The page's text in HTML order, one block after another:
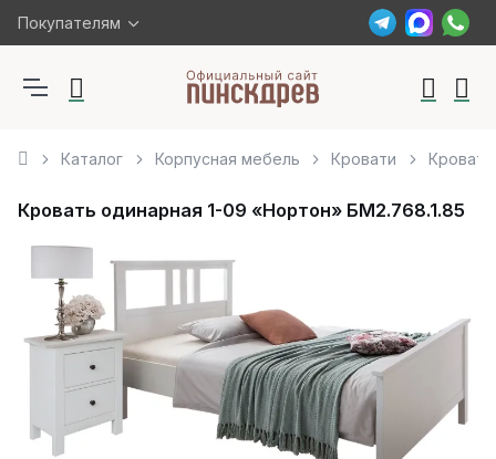
Покупателям
Каталог Корпусная мебель Кровати
Кровать одинарная 1-09 «Нортон» БМ2.768.1.85